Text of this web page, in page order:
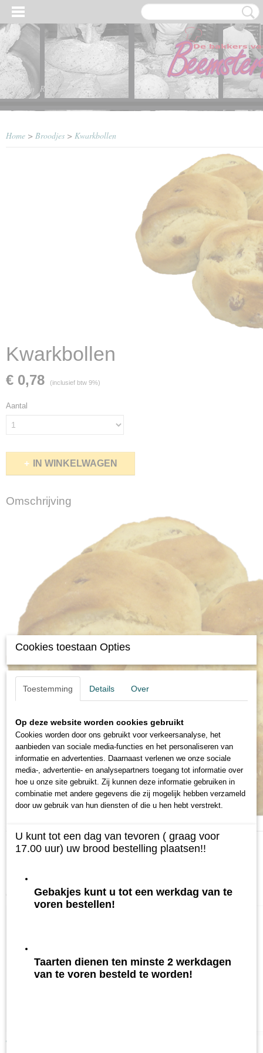
Inloggen Registreren
Home > Broodjes > Kwarkbollen
Kwarkbollen
€ 0,78 (inclusief btw 9%)
Aantal
IN WINKELWAGEN
Omschrijving
Ook interessant
Witte kadetten
Cookies toestaan Opties
Toestemming Details Over
Op deze website worden cookies gebruikt
Cookies worden door ons gebruikt voor verkeersanalyse, het
aanbieden van sociale media-functies en het personaliseren van
informatie en advertenties. Daarnaast verlenen we onze sociale
media-, advertentie- en analysepartners toegang tot informatie over
hoe u onze site gebruikt. Zij kunnen deze informatie gebruiken in
combinatie met andere gegevens die zij mogelijk hebben verzameld
door uw gebruik van hun diensten of die u hen hebt verstrekt.
U kunt tot een dag van tevoren ( graag voor
17.00 uur) uw brood bestelling plaatsen!!
Gebakjes kunt u tot een werkdag van te
voren bestellen!
Taarten dienen ten minste 2 werkdagen
van te voren besteld te worden!